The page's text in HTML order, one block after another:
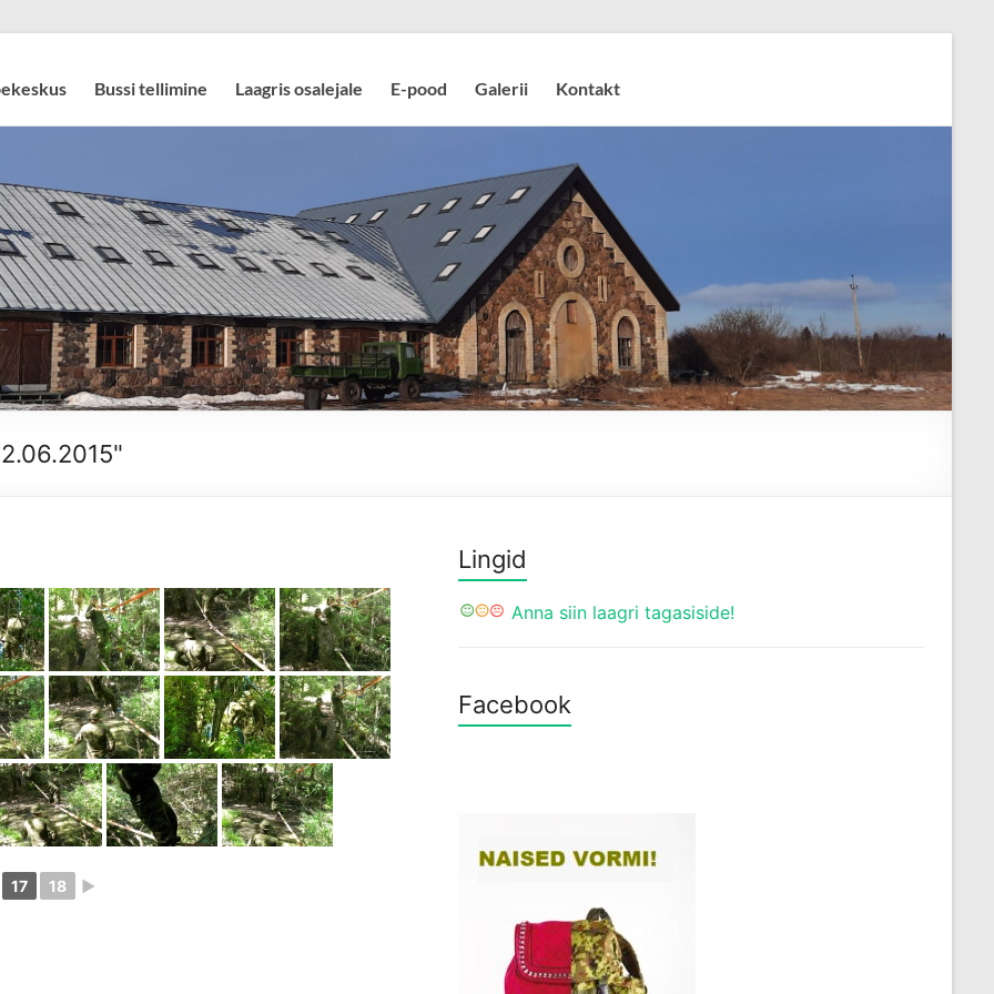
Bussi tellimine Laagris osalejale E-pood Galerii Kontakt
17 18 ►
Lingid
Anna siin laagri tagasiside!
Facebook